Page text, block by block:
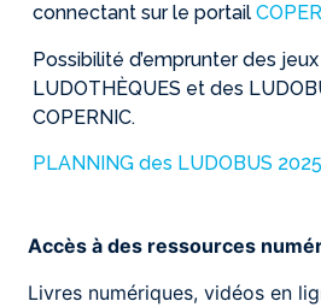
connectant sur le portail
Possibilité d’emprunter des
LUDOTHÈQUES et des
COPERNIC.
PLANNING des LUDOBUS
Accès à des ressources
Livres numériques, vidéos en